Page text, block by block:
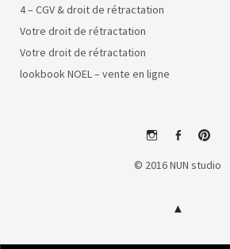
4 – CGV & droit de rétractation
Votre droit de rétractation
Votre droit de rétractation
lookbook NOEL – vente en ligne
instagramfacebookpinterest
© 2016 NUN studio